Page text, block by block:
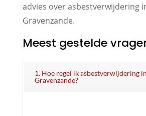
advies over asbestverwijdering
Gravenzande.
Meest gestelde
1. Hoe regel ik asbestverwijdering
Gravenzande?